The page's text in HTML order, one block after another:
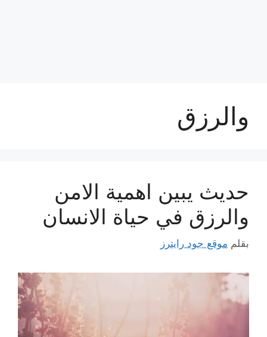
والرزق
حديث يبين اهمية الامن
والرزق في حياة الانسان
بقلم موقع جود رايترز